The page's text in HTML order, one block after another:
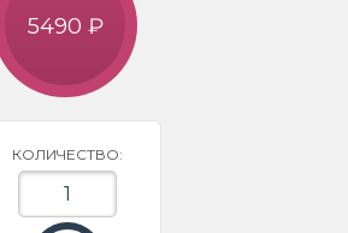
5490 ₽
КОЛИЧЕСТВО: